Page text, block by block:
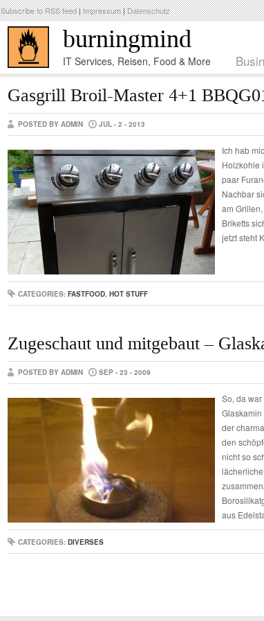
Subscribe to RSS feed|Impressum|Datenschutz
burningmind
IT Services, Reisen, Food & More
Gasgrill Broil-Master 4+1
POSTED BY ADMIN JUL - 2 - 2013
Ich hab
Holzkohle
paar
Nachbar
am
Briketts
jetzt steht
CATEGORIES: FASTFOOD, HOT STUFF
Zugeschaut und mitgebaut –
POSTED BY ADMIN SEP - 23 - 2009
So, da
der
den
nicht so
aus
CATEGORIES: DIVERSES